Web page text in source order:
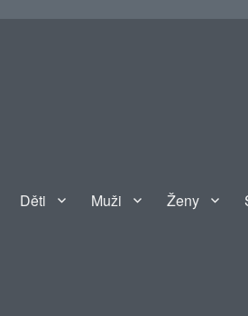
Děti Muži Ženy